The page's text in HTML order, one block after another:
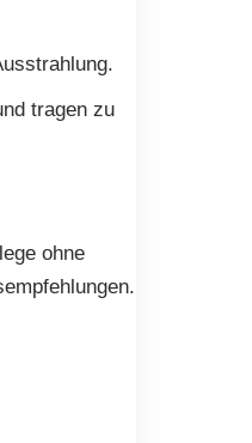
tragen zu
ohne